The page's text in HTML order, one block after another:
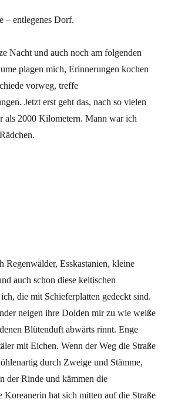
– entlegenes Dorf.
Nacht und auch noch am folgenden
plagen mich, Erinnerungen kochen
vorweg, treffe
Jetzt erst geht das, nach so vielen
als 2000 Kilometern. Mann war ich
Regenwälder, Esskastanien, kleine
auch schon diese keltischen
die mit Schieferplatten gedeckt sind.
neigen ihre Dolden mir zu wie weiße
Blütenduft abwärts rinnt. Enge
mit Eichen. Wenn der Weg die Straße
durch Zweige und Stämme,
der Rinde und kämmen die
Koreanerin hat sich mitten auf die Straße